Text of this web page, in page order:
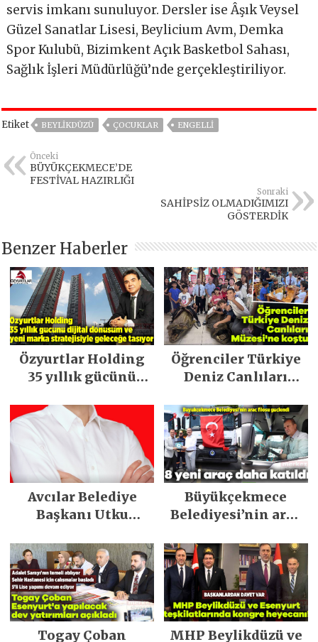
servis imkanı sunuluyor. Dersler ise Âşık Veysel
Güzel Sanatlar Lisesi, Beylicium Avm, Demka
Spor Kulubü, Bizimkent Açık Basketbol Sahası,
Sağlık İşleri Müdürlüğü’nde gerçekleştiriliyor.
Etiket BEYLIKDÜZÜ ÇOCUKLAR ENGELLİ
Önceki
BÜYÜKÇEKMECE’DE
FESTİVAL HAZIRLIĞI
Sonraki
SAHİPSİZ OLMADIĞIMIZI
GÖSTERDİK
Benzer Haberler
Özyurtlar Holding
35 yıllık gücünü
yeni marka
stratejisiyle
geleceğe taşıyor
Öğrenciler Türkiye
Deniz Canlıları
Avcılar Belediye
Başkanı Utku
tahliye edildi
Büyükçekmece
Belediyesi’nin araç
Togay Çoban MHP Beylikdüzü ve